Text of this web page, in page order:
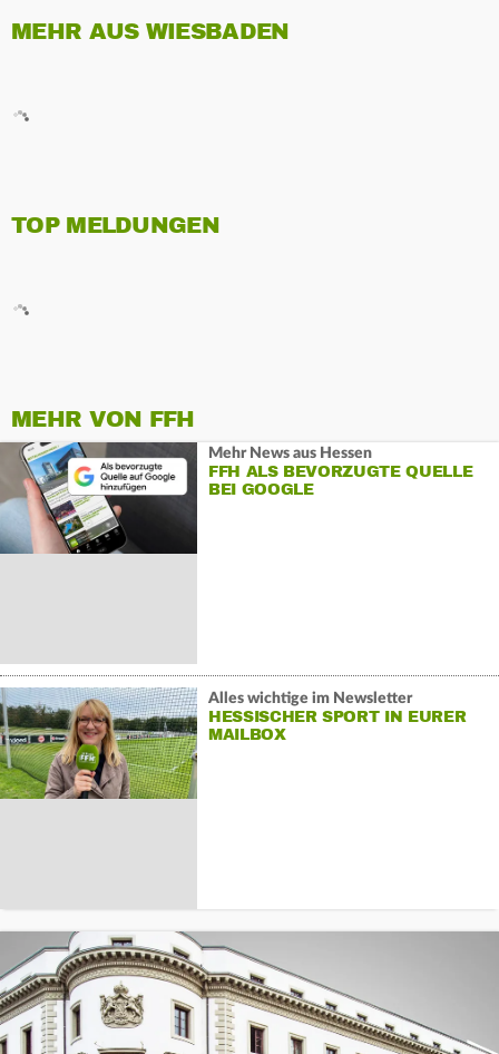
MEHR AUS WIESBADEN
TOP MELDUNGEN
MEHR VON FFH
Mehr News aus Hessen
FFH ALS BEVORZUGTE QUELLE
BEI GOOGLE
Alles wichtige im Newsletter
HESSISCHER SPORT IN EURER
MAILBOX